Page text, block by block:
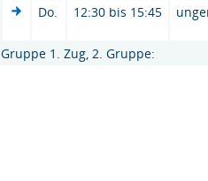
Do. 12:30 bis 15:45
Gruppe 1. Zug, 2. Gruppe: